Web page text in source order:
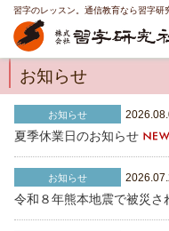
習字のレッスン。通信教育なら習字研
お知らせ
お知らせ
夏季休業日のお知らせ
お知らせ
令和８年熊本地震で被災さ